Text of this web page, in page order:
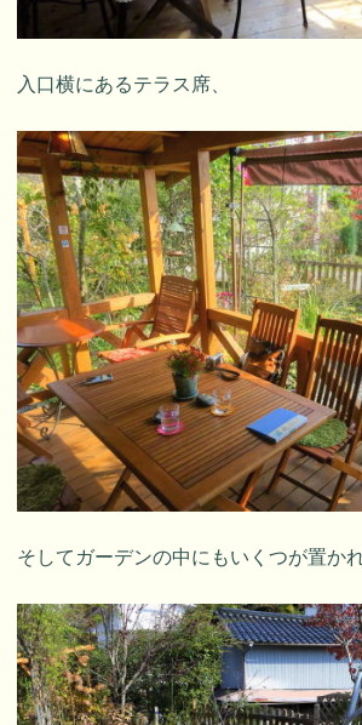
入口横にあるテラス席、
そしてガーデンの中にもいくつが置か